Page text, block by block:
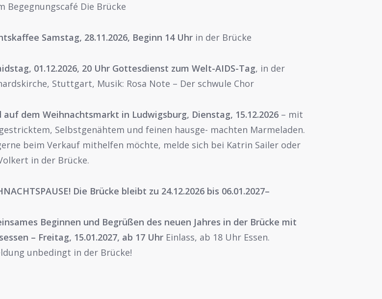
Begegnungscafé Die Brücke
Samstag, 28.11.2026, Beginn 14 Uhrin der Brücke
01.12.2026, 20 Uhr Gottesdienst zum Welt-AIDS-Tag, in der
Stuttgart, Musik: Rosa Note – Der schwule Chor
auf dem Weihnachtsmarkt in Ludwigsburg, Dienstag, 15.12.2026– mit
Selbstgenähtem und feinen hausge- machten Marmeladen.
beim Verkauf mithelfen möchte, melde sich bei Katrin Sailer oder
in der Brücke.
Die Brücke bleibt zu 24.12.2026 bis 06.01.2027–
Beginnen und Begrüßen des neuen Jahres in der Brücke mit
– Freitag, 15.01.2027, ab 17 UhrEinlass, ab 18 Uhr Essen.
unbedingt in der Brücke!